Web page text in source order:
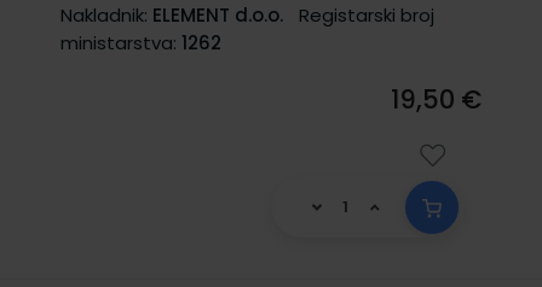
Nakladnik: ELEMENT d.o.o.
Registarski broj
ministarstva: 1262
19,50 €